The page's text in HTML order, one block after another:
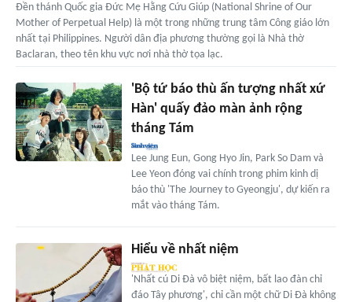
Đền thánh Quốc gia Đức Mẹ Hằng Cứu Giúp (National Shrine of Our
Mother of Perpetual Help) là một trong những trung tâm Công giáo lớn
nhất tại Philippines. Người dân địa phương thường gọi là Nhà thờ
Baclaran, theo tên khu vực nơi nhà thờ tọa lạc.
'Bộ tứ báo thù ấn tượng nhất xứ
Hàn' quấy đảo màn ảnh rộng
tháng Tám
Lee Jung Eun, Gong Hyo Jin, Park So Dam và
Lee Yeon đóng vai chính trong phim kinh dị
báo thù 'The Journey to Gyeongju', dự kiến ra
mắt vào tháng Tám.
Hiểu về nhất niệm
'Nhất cú Di Đà vô biệt niệm, bất lao đàn chỉ
đáo Tây phương', chỉ cần một chữ Di Đà không